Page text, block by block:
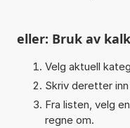
eller: Bruk av
Velg aktuell
Skriv deretter
Fra listen, velg
regne om.